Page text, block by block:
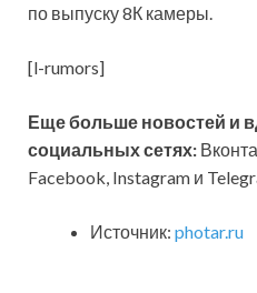
по выпуску 8К камеры.
[l-rumors]
Еще больше новостей и
социальных сетях:
Facebook, Instagram и
Источник: photar.ru